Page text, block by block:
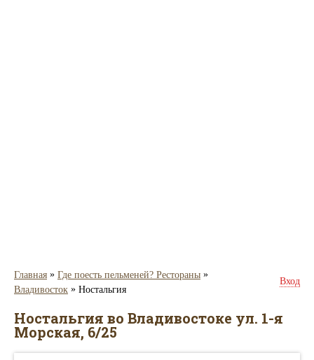
Главная » Где поесть пельменей? Рестораны »
Владивосток » Ностальгия
Вход
Ностальгия во Владивостоке ул. 1-я
Морская, 6/25